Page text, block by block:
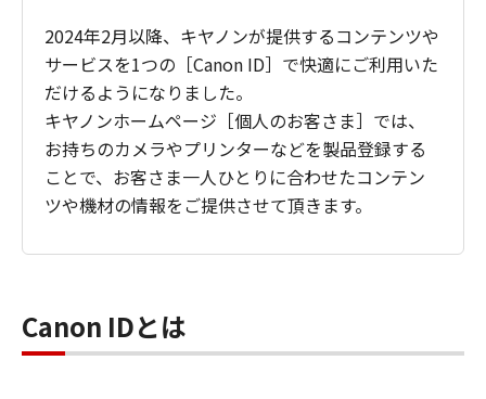
2024年2月以降、キヤノンが提供するコンテンツや
サービスを1つの［Canon ID］で快適にご利用いた
だけるようになりました。
キヤノンホームページ［個人のお客さま］では、
お持ちのカメラやプリンターなどを製品登録する
ことで、お客さま一人ひとりに合わせたコンテン
ツや機材の情報をご提供させて頂きます。
Canon IDとは